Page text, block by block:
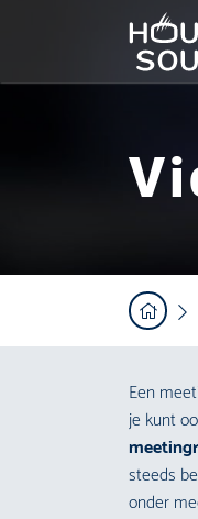
Een
je kunt
steeds
onder